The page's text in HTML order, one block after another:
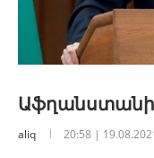
Աֆղանստանի
aliq 20:58 |